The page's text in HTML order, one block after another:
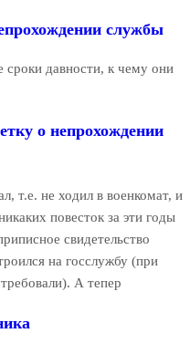
службы
сроки давности, к чему они
о непрохождении
т.е. не ходил в военкомат, и
повесток за эти годы
свидетельство
на госслужбу (при
А тепер